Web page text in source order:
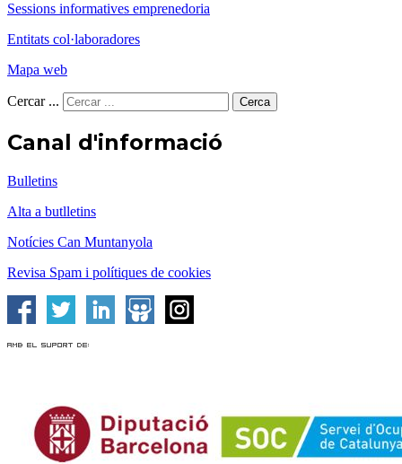
Sessions informatives emprenedoria
Entitats col·laboradores
Mapa web
Cercar ... Cerca
Canal d'informació
Bulletins
Alta a butlletins
Notícies Can Muntanyola
Revisa Spam i polítiques de cookies